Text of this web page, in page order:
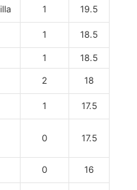
1 19.5
1 18.5
1 18.5
2 18
1 17.5
0 17.5
0 16